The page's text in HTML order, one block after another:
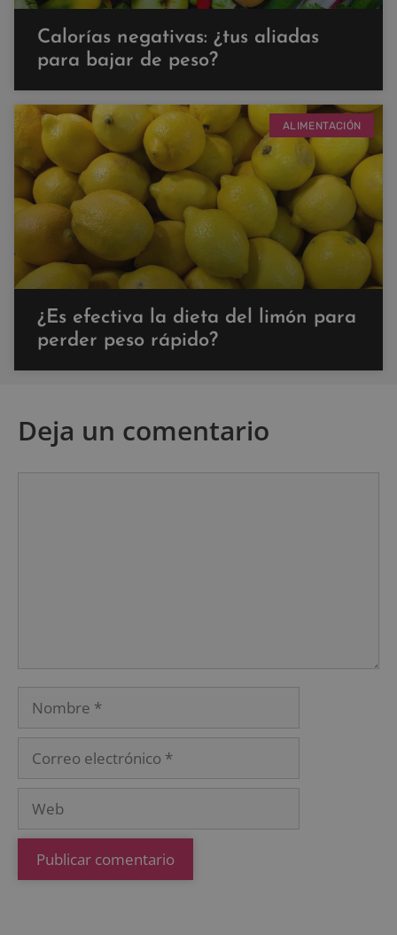
Calorías negativas: ¿tus aliadas
para bajar de peso?
ALIMENTACIÓN
¿Es efectiva la dieta del limón para
perder peso rápido?
Deja un comentario